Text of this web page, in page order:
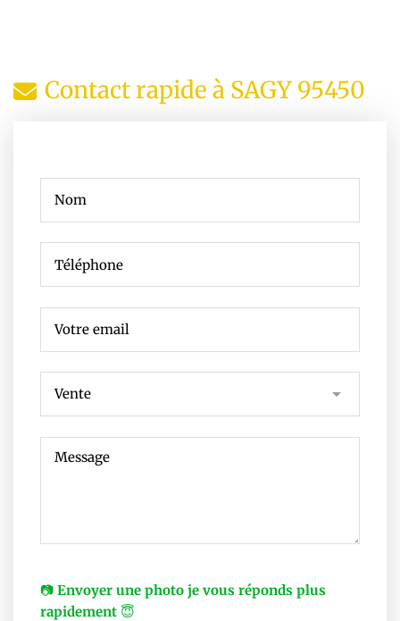
Contact rapide à SAGY 95450
📷 Envoyer une photo je vous réponds plus
rapidement 😇